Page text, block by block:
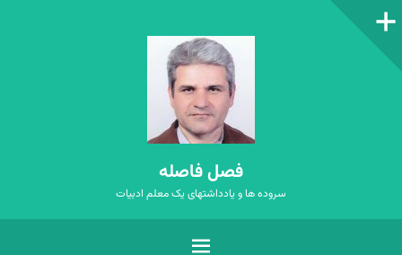
ستون‌کناری
فصل فاصله
سروده ها و یادداشتهای یک معلم ادبیات
فهرست